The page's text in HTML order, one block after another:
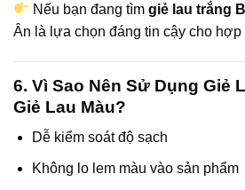
Nếu bạn đang tìmgiẻ lau trắng
Ân là lựa chọn đáng tin cậy cho hợp
6. Vì Sao Nên Sử Dụng Giẻ
Giẻ Lau Màu?
Dễ kiểm soát độ sạch
Không lo lem màu vào sản phẩm